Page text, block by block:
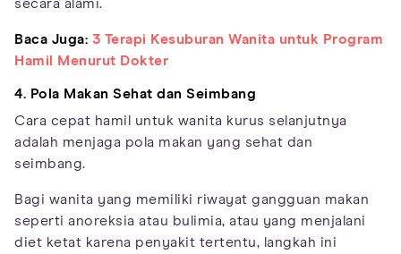
secara alami.
Baca Juga: 3 Terapi Kesuburan Wanita untuk Program
Hamil Menurut Dokter
4. Pola Makan Sehat dan Seimbang
Cara cepat hamil untuk wanita kurus selanjutnya
adalah menjaga pola makan yang sehat dan
seimbang.
Bagi wanita yang memiliki riwayat gangguan makan
seperti anoreksia atau bulimia, atau yang menjalani
diet ketat karena penyakit tertentu, langkah ini